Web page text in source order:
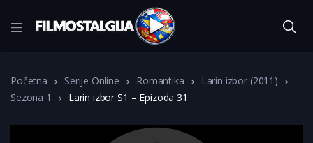
Početna Serije Online Romantika
Larin izbor (2011)
Sezona 1
Larin izbor S1 – Epizoda 31